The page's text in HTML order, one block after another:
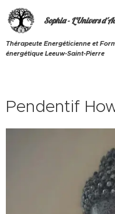
Sophia - L'Univers
Thérapeute Energéticienne et
énergétique Leeuw-Saint-Pierre
Pendentif